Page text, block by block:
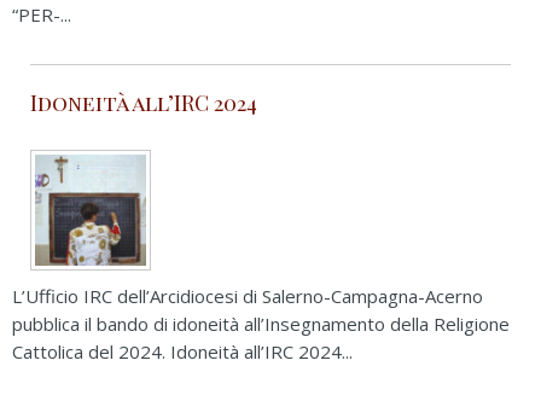
“PER-...
Idoneità all’IRC 2024
L’Ufficio IRC dell’Arcidiocesi di Salerno-Campagna-Acerno
pubblica il bando di idoneità all’Insegnamento della Religione
Cattolica del 2024. Idoneità all’IRC 2024...